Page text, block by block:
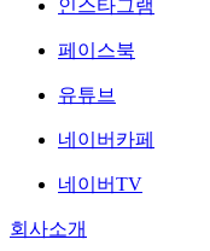
인스타그램
페이스북
유튜브
네이버카페
네이버TV
회사소개